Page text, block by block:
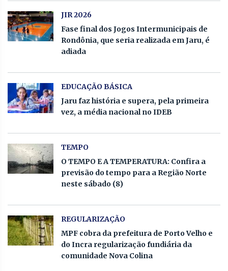
JIR 2026
Fase final dos Jogos Intermunicipais de
Rondônia, que seria realizada em Jaru, é
adiada
EDUCAÇÃO BÁSICA
Jaru faz história e supera, pela primeira
vez, a média nacional no IDEB
TEMPO
O TEMPO E A TEMPERATURA: Confira a
previsão do tempo para a Região Norte
neste sábado (8)
REGULARIZAÇÃO
MPF cobra da prefeitura de Porto Velho e
do Incra regularização fundiária da
comunidade Nova Colina